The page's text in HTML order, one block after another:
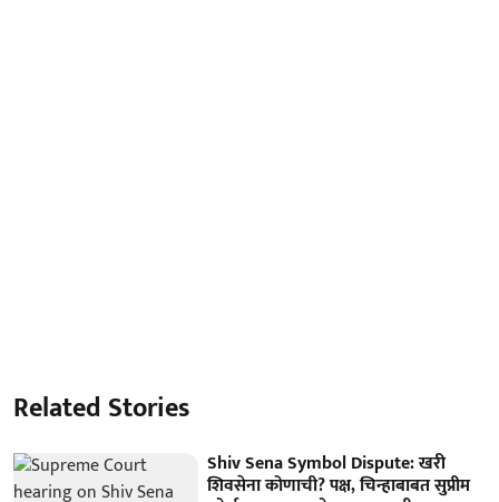
Related Stories
Shiv Sena Symbol Dispute: खरी
शिवसेना कोणाची? पक्ष, चिन्हाबाबत सुप्रीम